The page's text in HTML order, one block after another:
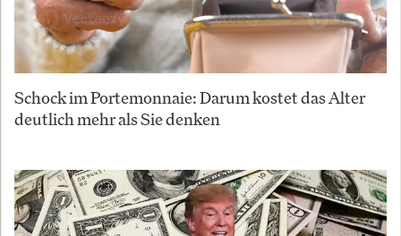
Schock im Portemonnaie: Darum kostet das Alter
deutlich mehr als Sie denken